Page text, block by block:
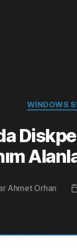
WINDOWS
Ahmet Orhan